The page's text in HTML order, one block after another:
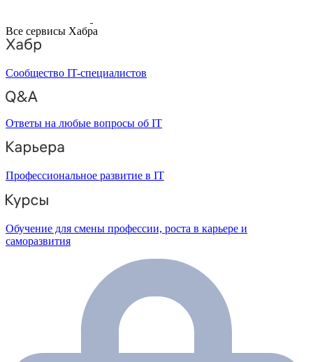
Все сервисы Хабра
Сообщество IT-специалистов
Ответы на любые вопросы об IT
Профессиональное развитие в IT
Обучение для смены профессии, роста в карьере и
саморазвития